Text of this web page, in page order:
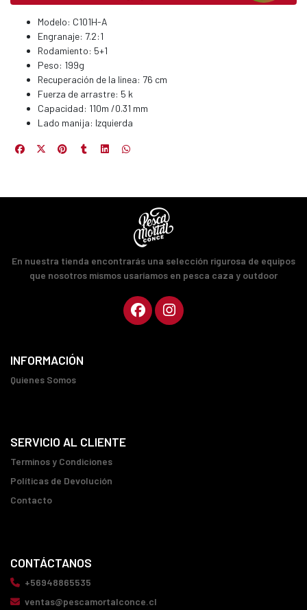
Modelo: C101H-A
Engranaje: 7.2:1
Rodamiento: 5+1
Peso: 199g
Recuperación de la linea: 76 cm
Fuerza de arrastre: 5 k
Capacidad: 110m /0.31 mm
Lado manija: Izquierda
En nuestra tienda encontrarás una selección rigurosa de equipos
que nosotros mismos usaríamos en pesca caza y outdoor
INFORMACIÓN
Quienes Somos
SERVICIO AL CLIENTE
Terminos y Condiciones
Políticas de Devolución
Contacto
CONTÁCTANOS
+56948865535
ventas@pescamortalconce.cl